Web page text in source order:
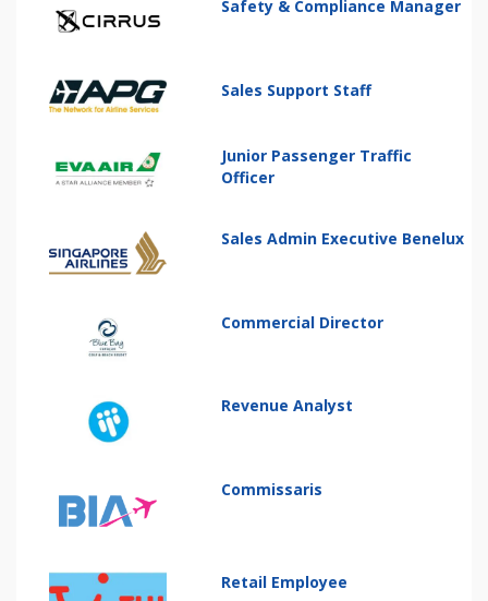
Safety & Compliance Manager
Sales Support Staff
Junior Passenger Traffic
Officer
Sales Admin Executive Benelux
Commercial Director
Revenue Analyst
Commissaris
Retail Employee